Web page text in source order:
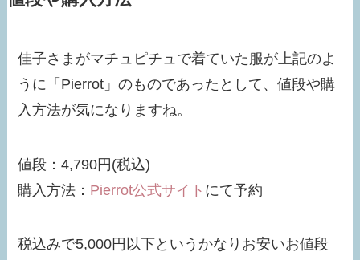
佳子さまがマチュピチュで着ていた服が上記のよ
うに「Pierrot」のものであったとして、値段や購
入方法が気になりますね。
値段：4,790円(税込)
購入方法： Pierrot公式サイト にて予約
税込みで5,000円以下というかなりお安いお値段